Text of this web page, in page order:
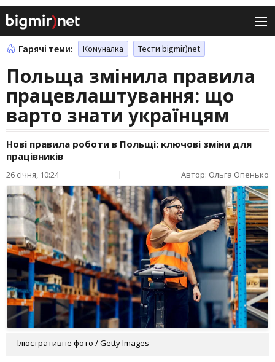
Гарячі теми: Комуналка Тести bigmir)net
Польща змінила правила
працевлаштування: що
варто знати українцям
Нові правила роботи в Польщі: ключові зміни для
працівників
26 січня, 10:24 | Автор: Ольга Опенько
Ілюстративне фото / Getty Images